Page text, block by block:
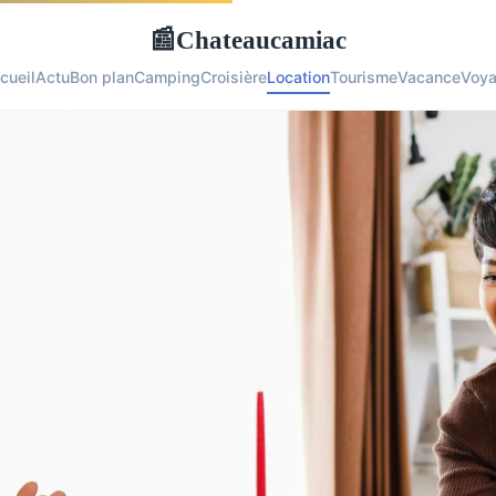
📰Chateaucamiac
ActuBon planCampingCroisièreLocationTourismeVacance